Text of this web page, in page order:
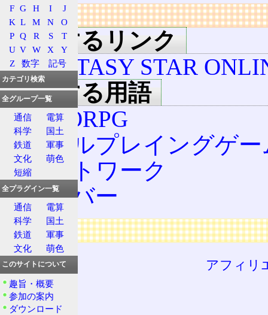
リンク
関連するリンク
PHANTASY STAR
関連する用語
MMORPG
ロールプレイングゲー
ネットワーク
サーバー
広告
アフィリ
F G H I
J
K L M N
O
P Q R S
T
U V W X
Y
Z
数字 記号
カテゴリ検索
全グループ一覧
通信
電算
科学
国土
鉄道
軍事
文化
萌色
短縮
全プラグイン一覧
通信
電算
科学
国土
鉄道
軍事
文化
萌色
このサイトについて
趣旨・概要
参加の案内
ダウンロード